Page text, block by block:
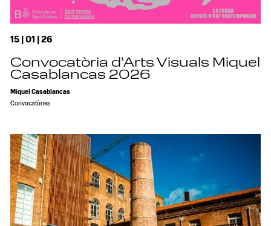
15 | 01 | 26
Convocatòria d’Arts Visuals Miquel
Casablancas 2026
Miquel Casablancas
Convocatòries